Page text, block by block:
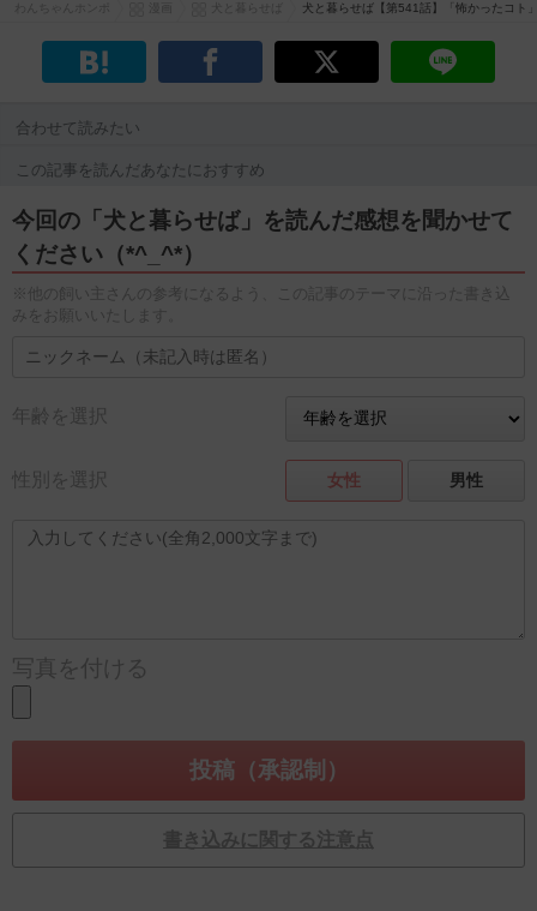
犬と暮らせば【第541話】「怖かったコト
合わせて読みたい
この記事を読んだあなたにおすすめ
今回の「犬と暮らせば」を読んだ感想を聞かせて
ください（*^_^*）
※他の飼い主さんの参考になるよう、この記事のテーマに沿った書き込
みをお願いいたします。
年齢を選択
性別を選択 女性 男性
写真を付ける
書き込みに関する注意点